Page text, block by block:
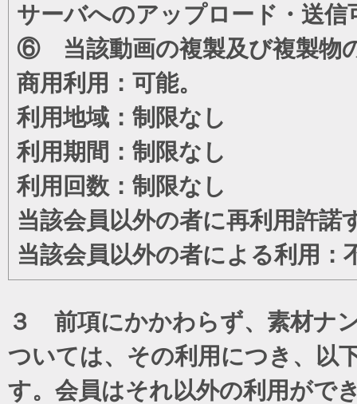
サーバへのアップロード・送信
⑥ 当該動画の複製及び複製物
商用利用：可能。
利用地域：制限なし
利用期間：制限なし
利用回数：制限なし
当該会員以外の者に再利用許諾
当該会員以外の者による利用：
３ 前項にかかわらず、素材ナ
ついては、その利用につき、以
す。会員はそれ以外の利用がで